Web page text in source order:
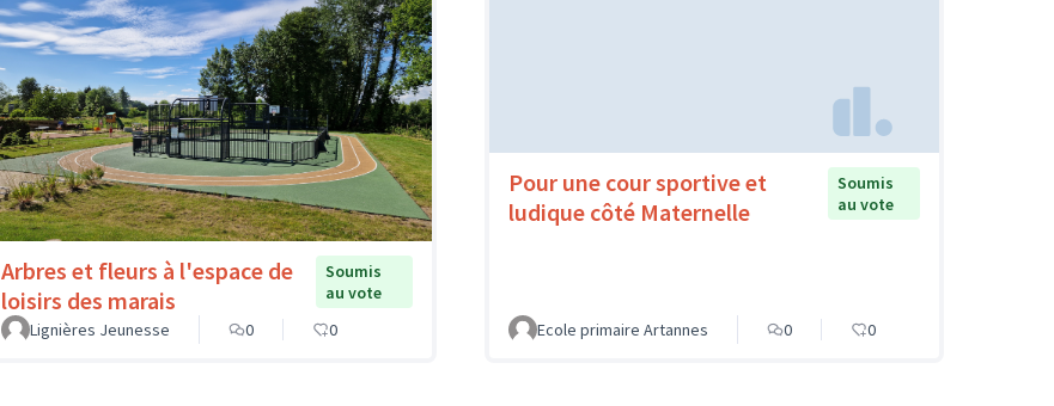
Arbres et fleurs à l'espace de
loisirs des marais
Soumis
au vote
Lignières Jeunesse
0 0
Pour une cour sportive et
ludique côté Maternelle
Soumis
au vote
Ecole primaire Artannes 0 0